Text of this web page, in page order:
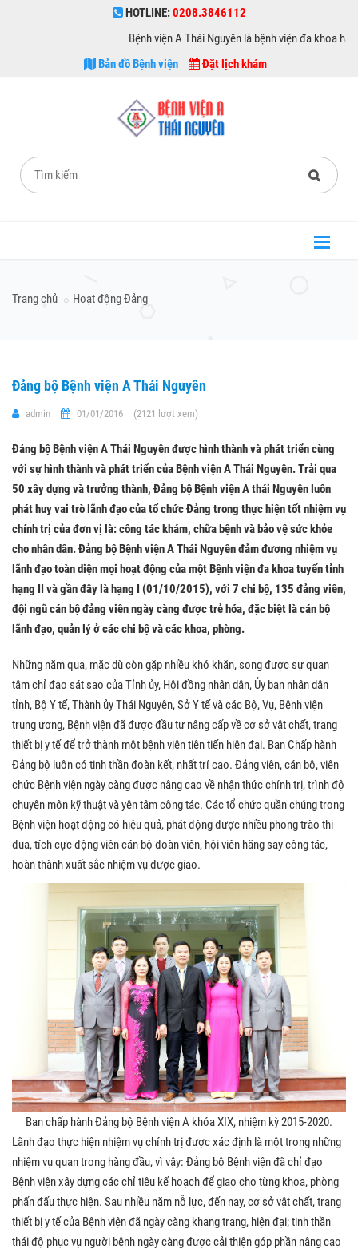
HOTLINE:0208.3846112
Bệnh viện A Thái Nguyên là bệnh viện đa khoa hạng
Bản đồ Bệnh viện
Đặt lịch khám
Trang chủ Hoạt động Đảng
Đảng bộ Bệnh viện A Thái Nguyên
admin 01/01/2016 (2121 lượt xem)
Đảng bộ Bệnh viện A Thái Nguyên được hình thành và phát triển cùng
với sự hình thành và phát triển của Bệnh viện A Thái Nguyên. Trải qua
50 xây dựng và trưởng thành, Đảng bộ Bệnh viện A thái Nguyên luôn
phát huy vai trò lãnh đạo của tổ chức Đảng trong thực hiện tốt nhiệm vụ
chính trị của đơn vị là: công tác khám, chữa bệnh và bảo vệ sức khỏe
cho nhân dân. Đảng bộ Bệnh viện A Thái Nguyên đảm đương nhiệm vụ
lãnh đạo toàn diện mọi hoạt động của một Bệnh viện đa khoa tuyến tỉnh
hạng II và gần đây là hạng I (01/10/2015), với 7 chi bộ, 135 đảng viên,
đội ngũ cán bộ đảng viên ngày càng được trẻ hóa, đặc biệt là cán bộ
lãnh đạo, quản lý ở các chi bộ và các khoa, phòng.
Những năm qua, mặc dù còn gặp nhiều khó khăn, song được sự quan
tâm chỉ đạo sát sao của Tỉnh ủy, Hội đồng nhân dân, Ủy ban nhân dân
tỉnh, Bộ Y tế, Thành ủy Thái Nguyên, Sở Y tế và các Bộ, Vụ, Bệnh viện
trung ương, Bệnh viện đã được đầu tư nâng cấp về cơ sở vật chất, trang
thiết bị y tế để trở thành một bệnh viện tiên tiến hiện đại. Ban Chấp hành
Đảng bộ luôn có tinh thần đoàn kết, nhất trí cao. Đảng viên, cán bộ, viên
chức Bệnh viện ngày càng được nâng cao về nhận thức chính trị, trình độ
chuyên môn kỹ thuật và yên tâm công tác. Các tổ chức quần chúng trong
Bệnh viện hoạt động có hiệu quả, phát động được nhiều phong trào thi
đua, tích cực động viên cán bộ đoàn viên, hội viên hăng say công tác,
hoàn thành xuất sắc nhiệm vụ được giao.
Ban chấp hành Đảng bộ Bệnh viện A khóa XIX, nhiệm kỳ 2015-2020.
Lãnh đạo thực hiện nhiệm vụ chính trị được xác định là một trong những
nhiệm vụ quan trong hàng đầu, vì vậy: Đảng bộ Bệnh viện đã chỉ đạo
Bệnh viện xây dựng các chỉ tiêu kế hoạch để giao cho từng khoa, phòng
phấn đấu thực hiện. Sau nhiều năm nỗ lực, đến nay, cơ sở vật chất, trang
thiết bị y tế của Bệnh viện đã ngày càng khang trang, hiện đại; tinh thần
thái độ phục vụ người bệnh ngày càng được cải thiện góp phần nâng cao